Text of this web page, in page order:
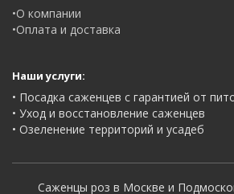
•О компании
•Оплата и доставка
Наши услуги:
• Посадка саженцев с гарантией от
• Уход и восстановление саженцев
• Озеленение территорий и усадеб
Саженцы роз в Москве и